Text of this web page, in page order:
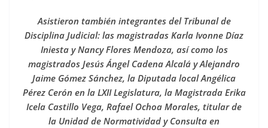
Asistieron también integrantes del Tribunal de
Disciplina Judicial: las magistradas Karla Ivonne Díaz
Iniesta y Nancy Flores Mendoza, así como los
magistrados Jesús Ángel Cadena Alcalá y Alejandro
Jaime Gómez Sánchez, la Diputada local Angélica
Pérez Cerón en la LXII Legislatura, la Magistrada Erika
Icela Castillo Vega, Rafael Ochoa Morales, titular de
la Unidad de Normatividad y Consulta en